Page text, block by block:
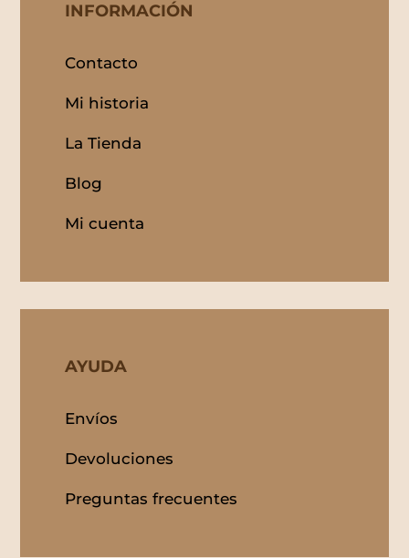
INFORMACIÓN
Contacto
Mi historia
La Tienda
Blog
Mi cuenta
AYUDA
Envíos
Devoluciones
Preguntas frecuentes